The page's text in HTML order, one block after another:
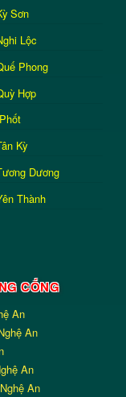
Sơn
Lộc
Phong
Hợp
Kỳ
Dương
Thành
CỐNG
An
An
An
An